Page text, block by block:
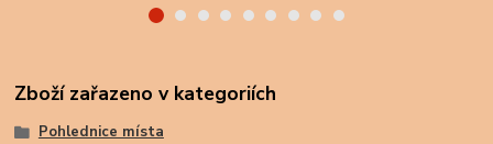
Zboží zařazeno v kategoriích
Pohlednice místa